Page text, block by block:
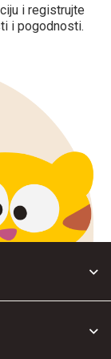
i registrujte
i pogodnosti.